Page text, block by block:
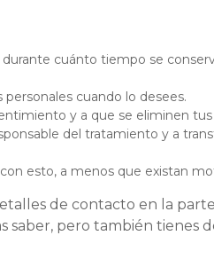
cuánto tiempo se
cuando lo desees.
y a que se eliminen tus
del tratamiento y a
esto, a menos que existan
de contacto en la
pero también tienes